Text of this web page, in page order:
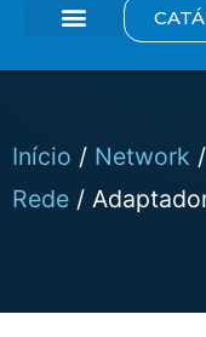
Início / Network /
Rede /